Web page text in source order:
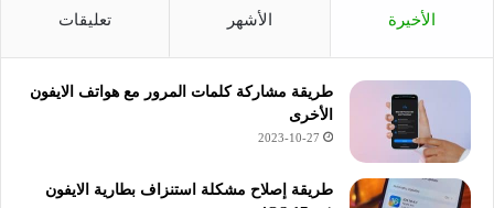
الأخيرة الأشهر تعليقات
طريقة مشاركة كلمات المرور مع هواتف الايفون
الأخرى
2023-10-27
طريقة إصلاح مشكلة استنزاف بطارية الايفون